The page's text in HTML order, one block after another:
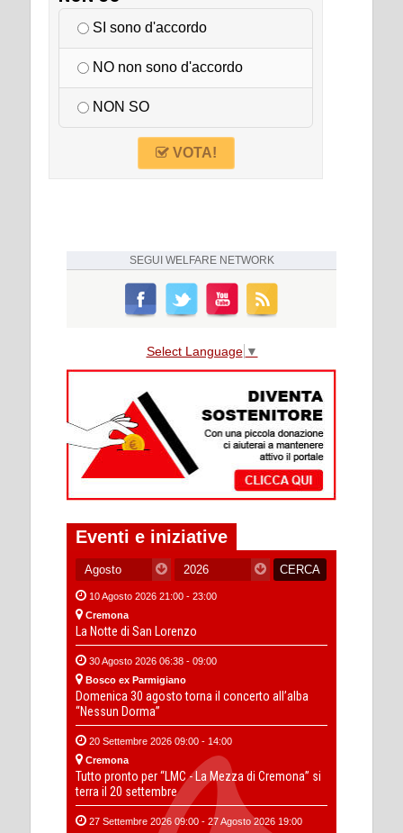
SI sono d'accordo
NO non sono d'accordo
NON SO
VOTA!
SEGUI WELFARE NETWORK
Select Language ▼
Eventi e iniziative
10 Agosto 2026 21:00 - 23:00
Cremona
La Notte di San Lorenzo
30 Agosto 2026 06:38 - 09:00
Bosco ex Parmigiano
Domenica 30 agosto torna il concerto all’alba
“Nessun Dorma”
20 Settembre 2026 09:00 - 14:00
Cremona
Tutto pronto per “LMC - La Mezza di Cremona” si
terra il 20 settembre
27 Settembre 2026 09:00 - 27 Agosto 2026 19:00